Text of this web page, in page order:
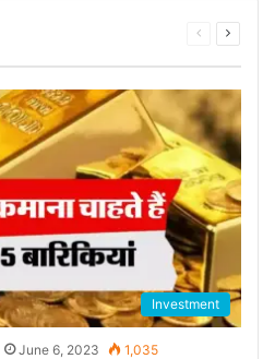
Previous
Next
Investment
June 6, 2023 1,035